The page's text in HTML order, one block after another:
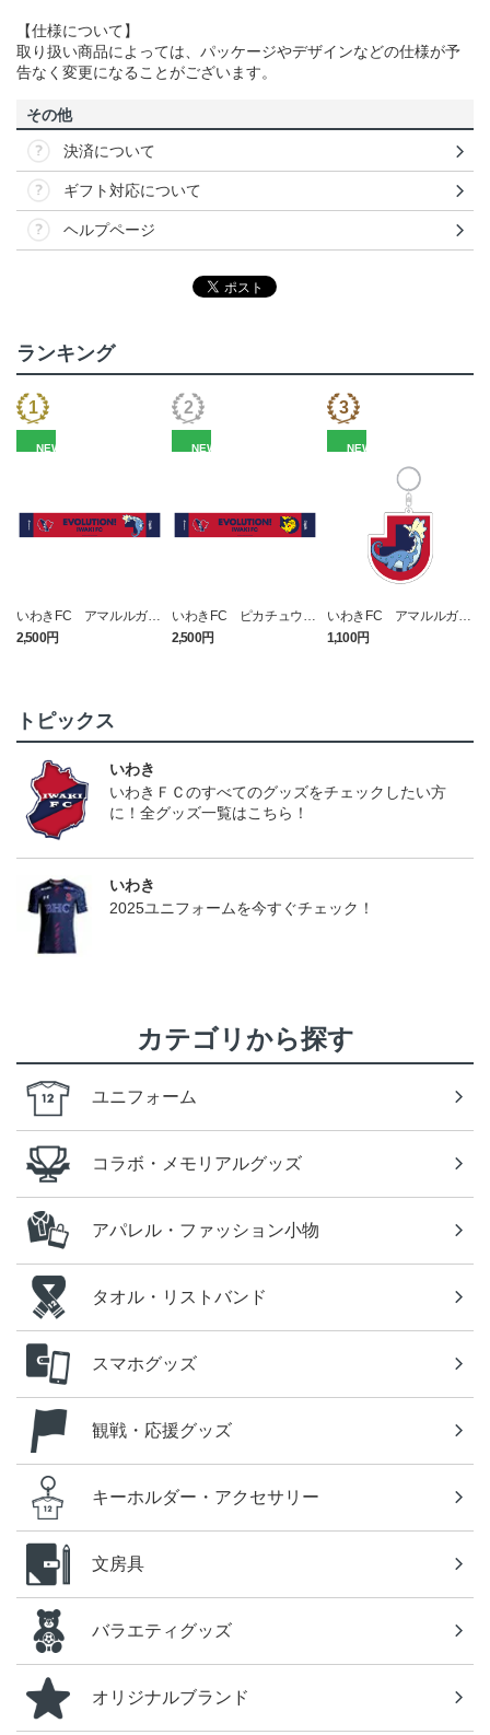
【仕様について】
取り扱い商品によっては、パッケージやデザインなどの仕様が予
告なく変更になることがございます。
その他
決済について
ギフト対応について
ヘルプページ
ランキング
NEW
いわきFC アマルルガ
タオルマフラー
2,500円
NEW
いわきFC ピカチュウ
タオルマフラー
2,500円
NEW
いわきFC アマルルガ
キーホルダー
1,100円
トピックス
いわき
いわきＦＣのすべてのグッズをチェックしたい方
に！全グッズ一覧はこちら！
いわき
2025ユニフォームを今すぐチェック！
カテゴリから探す
ユニフォーム
コラボ・メモリアルグッズ
アパレル・ファッション小物
タオル・リストバンド
スマホグッズ
観戦・応援グッズ
キーホルダー・アクセサリー
文房具
バラエティグッズ
オリジナルブランド